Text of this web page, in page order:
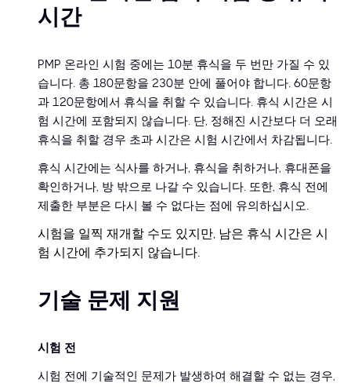
시간
PMP 온라인 시험 중에는 10분 휴식을 두 번만 가질 수 있
습니다. 총 180문항을 230분 안에 풀어야 합니다. 60문항
과 120문항에서 휴식을 취할 수 있습니다. 휴식 시간은 시
험 시간에 포함되지 않습니다. 단, 정해진 시간보다 더 오래
휴식을 취할 경우 초과 시간은 시험 시간에서 차감됩니다.
휴식 시간에는 식사를 하거나, 휴식을 취하거나, 휴대폰을
확인하거나, 방 밖으로 나갈 수 있습니다. 또한, 휴식 전에
제출한 부분은 다시 볼 수 없다는 점에 유의하십시오.
시험을 일찍 재개할 수도 있지만, 남은 휴식 시간은 시
험 시간에 추가되지 않습니다.
기술 문제 지원
시험 전
시험 전에 기술적인 문제가 발생하여 해결할 수 없는 경우,